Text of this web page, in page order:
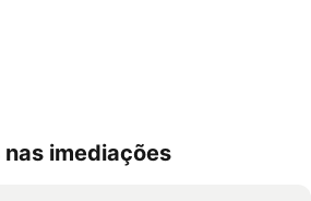
imediações